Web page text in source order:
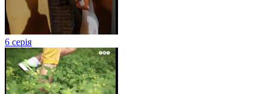
6 серія